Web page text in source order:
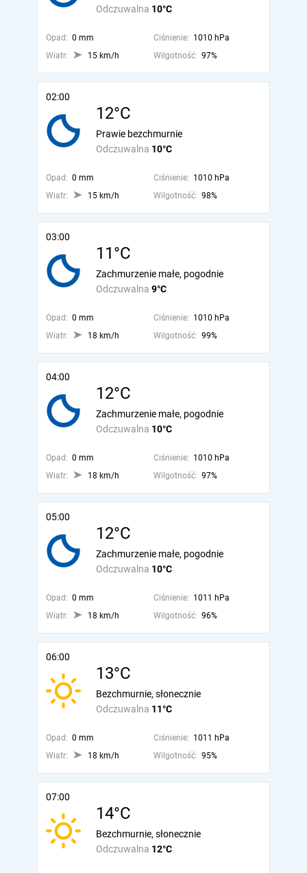
Odczuwalna 10°C
Opad: 0 mm Ciśnienie: 1010 hPa
Wiatr:
15 km/h Wilgotność: 97%
02:00
12°C
Odczuwalna 10°C
Prawie bezchmurnie
Opad: 0 mm Ciśnienie: 1010 hPa
Wiatr:
15 km/h Wilgotność: 98%
03:00
11°C
Odczuwalna 9°C
Zachmurzenie małe, pogodnie
Opad: 0 mm Ciśnienie: 1010 hPa
Wiatr:
18 km/h Wilgotność: 99%
04:00
12°C
Odczuwalna 10°C
Zachmurzenie małe, pogodnie
Opad: 0 mm Ciśnienie: 1010 hPa
Wiatr:
18 km/h Wilgotność: 97%
05:00
12°C
Odczuwalna 10°C
Zachmurzenie małe, pogodnie
Opad: 0 mm Ciśnienie: 1011 hPa
Wiatr:
18 km/h Wilgotność: 96%
06:00
13°C
Odczuwalna 11°C
Bezchmurnie, słonecznie
Opad: 0 mm Ciśnienie: 1011 hPa
Wiatr:
18 km/h Wilgotność: 95%
07:00
14°C
Odczuwalna 12°C
Bezchmurnie, słonecznie